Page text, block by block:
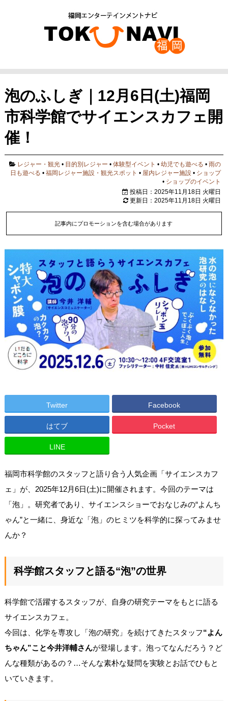
泡のふしぎ｜12月6日(土)福岡
市科学館でサイエンスカフェ開
催！
レジャー・観光 • 目的別レジャー •体験型イベント •幼児でも遊べる •雨の
日も遊べる •福岡レジャー施設・観光スポット • 屋内レジャー施設 • ショップ
• ショップのイベント
投稿日：2025年11月18日 火曜日
更新日：2025年11月18日 火曜日
記事内にプロモーションを含む場合があります
Twitter Facebook
はてブ Pocket
LINE
福岡市科学館のスタッフと語り合う人気企画「サイエンスカフ
ェ」が、2025年12月6日(土)に開催されます。今回のテーマは
「泡」。研究者であり、サイエンスショーでおなじみの“よんち
ゃん”と一緒に、身近な「泡」のヒミツを科学的に探ってみませ
んか？
科学館スタッフと語る“泡”の世界
科学館で活躍するスタッフが、自身の研究テーマをもとに語る
サイエンスカフェ。
今回は、化学を専攻し「泡の研究」を続けてきたスタッフ“よん
ちゃん”こと今井洋輔さんが登場します。泡ってなんだろう？ど
んな種類があるの？…そんな素朴な疑問を実験とお話でひもと
いていきます。